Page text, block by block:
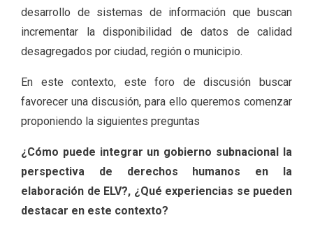
desarrollo de sistemas de información que buscan
incrementar la disponibilidad de datos de calidad
desagregados por ciudad, región o municipio.
En este contexto, este foro de discusión buscar
favorecer una discusión, para ello queremos comenzar
proponiendo la siguientes preguntas
¿Cómo puede integrar un gobierno subnacional la
perspectiva de derechos humanos en la
elaboración de ELV?, ¿Qué experiencias se pueden
destacar en este contexto?